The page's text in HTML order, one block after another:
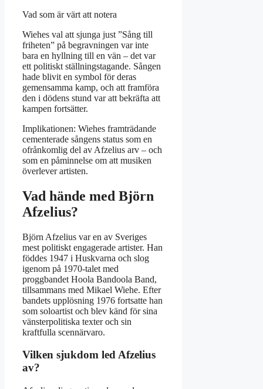
Vad som är värt att notera
Wiehes val att sjunga just ”Sång till
friheten” på begravningen var inte
bara en hyllning till en vän – det var
ett politiskt ställningstagande. Sången
hade blivit en symbol för deras
gemensamma kamp, och att framföra
den i dödens stund var att bekräfta att
kampen fortsätter.
Implikationen: Wiehes framträdande
cementerade sångens status som en
ofrånkomlig del av Afzelius arv – och
som en påminnelse om att musiken
överlever artisten.
Vad hände med Björn
Afzelius?
Björn Afzelius var en av Sveriges
mest politiskt engagerade artister. Han
föddes 1947 i Huskvarna och slog
igenom på 1970-talet med
proggbandet Hoola Bandoola Band,
tillsammans med Mikael Wiehe. Efter
bandets upplösning 1976 fortsatte han
som soloartist och blev känd för sina
vänsterpolitiska texter och sin
kraftfulla scennärvaro.
Vilken sjukdom led Afzelius
av?